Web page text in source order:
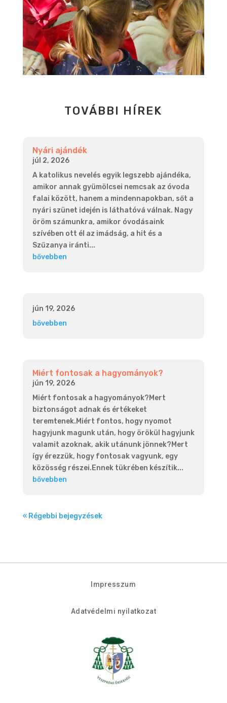
TOVÁBBI HÍREK
Nyári ajándék
júl 2, 2026
A katolikus nevelés egyik legszebb ajándéka,
amikor annak gyümölcsei nemcsak az óvoda
falai között, hanem a mindennapokban, sőt a
nyári szünet idején is láthatóvá válnak. Nagy
öröm számunkra, amikor óvodásaink
szívében ott él az imádság, a hit és a
Szűzanya iránti...
bővebben
jún 19, 2026
bővebben
Miért fontosak a hagyományok?
jún 19, 2026
Miért fontosak a hagyományok?Mert
biztonságot adnak és értékeket
teremtenek.Miért fontos, hogy nyomot
hagyjunk magunk után, hogy örökül hagyjunk
valamit azoknak, akik utánunk jönnek?Mert
így érezzük, hogy fontosak vagyunk, egy
közösség részei.Ennek tükrében készítik...
bővebben
« Régebbi bejegyzések
Impresszum
Adatvédelmi nyilatkozat